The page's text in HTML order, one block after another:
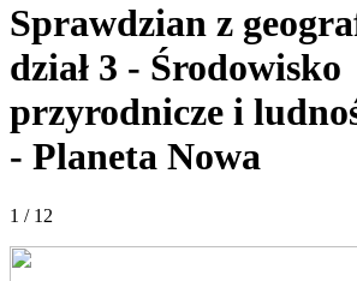
Sprawdzian z
dział 3 - Środowisko
przyrodnicze i
- Planeta Nowa
1 / 12